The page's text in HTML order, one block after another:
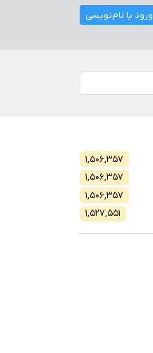
ورود یا نام‌نویسی
۱,۵۰۶,۳۵۷
۱,۵۰۶,۳۵۷
۱,۵۰۶,۳۵۷
۱,۵۲۷,۵۵۱